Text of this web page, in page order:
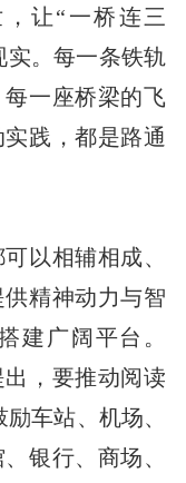
让“一桥连三
实。每一条铁轨
一座桥梁的飞
践，都是路通
以相辅相成、
精神动力与智
建广阔平台。
出，要推动阅读
车站、机场、
银行、商场、